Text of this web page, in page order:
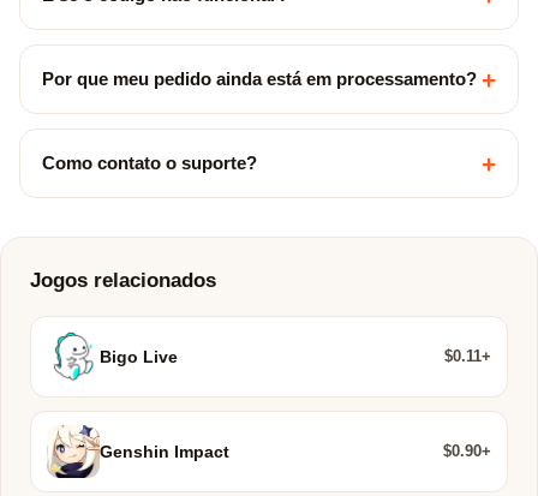
Por que meu pedido ainda está em processamento? +
Como contato o suporte? +
Jogos relacionados
Bigo Live $0.11+
Genshin Impact $0.90+